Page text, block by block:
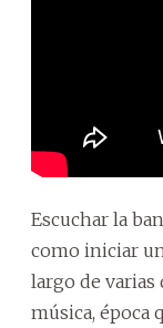
Escuchar la
como iniciar
largo de varias
música, época